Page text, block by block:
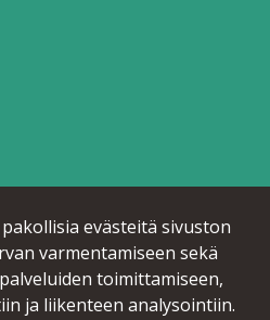
evästeitä sivuston
varmentamiseen sekä
toimittamiseen,
ja liikenteen analysointiin.